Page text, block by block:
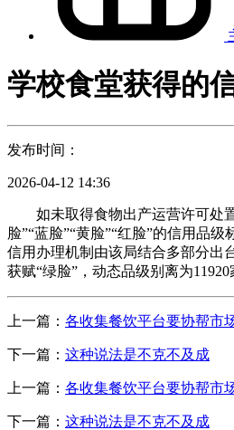
学校食堂获得的
发布时间：
2026-04-12 14:36
如未取得食物出产运营许可处置
脸”“蓝脸”“黄脸”“红脸”的信用品
信用办理机制由该局结合多部分出
获赋“绿脸”，动态品级别离为
上一篇： 各收集餐饮平台要协帮市
下一篇： 这种说法是不克不及成
上一篇： 各收集餐饮平台要协帮市
下一篇： 这种说法是不克不及成